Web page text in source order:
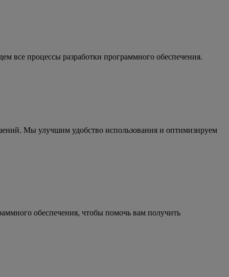
все процессы разработки программного обеспечения.
Мы улучшим удобство использования и оптимизируем
обеспечения, чтобы помочь вам получить